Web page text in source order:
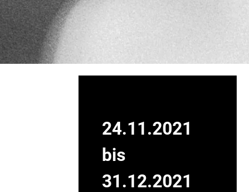
24.11.2021
bis
31.12.2021